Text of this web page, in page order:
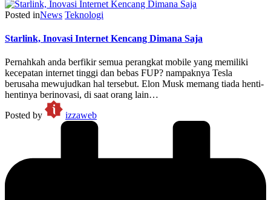
Posted inNews Teknologi
Starlink, Inovasi Internet Kencang Dimana Saja
Pernahkah anda berfikir semua perangkat mobile yang memiliki
kecepatan internet tinggi dan bebas FUP? nampaknya Tesla
berusaha mewujudkan hal tersebut. Elon Musk memang tiada henti-
hentinya berinovasi, di saat orang lain…
Posted by
izzaweb